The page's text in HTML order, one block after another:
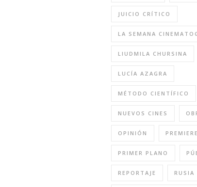
JUICIO CRÍTICO
LA SEMANA
LIUDMILA CHURSINA
LUCÍA AZAGRA
MÉTODO CIENTÍFICO
NUEVOS CINES
OPINIÓN PREMIERE
PRIMER PLANO
REPORTAJE RUSIA